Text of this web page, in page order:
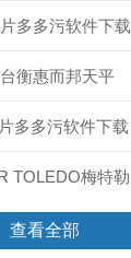
多多污软件下载
衡惠而邦天平
多多污软件下载
查看全部